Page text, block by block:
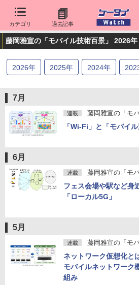
カテゴリ 過去記事
藤岡雅宣の「モバイル技術百景」 2026
2026年 2025年 2024年
7月
連載 藤岡雅宣の「モ
「Wi-Fi」と「モバイ
6月
連載 藤岡雅宣の「モ
フェス会場や駅など身
「ローカル5G」
5月
連載 藤岡雅宣の「モ
ネットワーク仮想化
モバイルネットワーク
組み